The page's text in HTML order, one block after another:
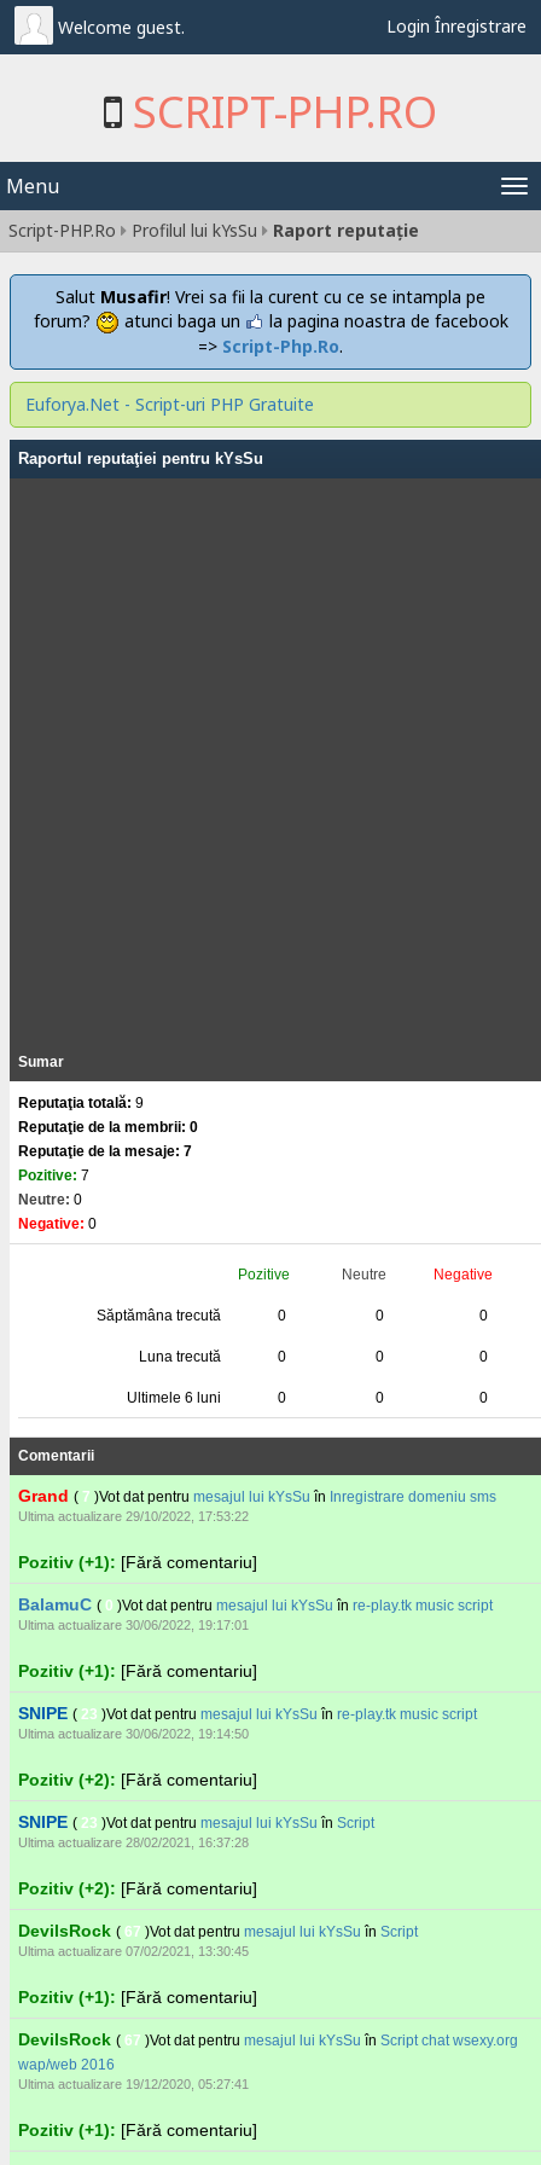
Welcome guest. Login Înregistrare
SCRIPT-PHP.RO
Menu
Script-PHP.Ro Profilul lui kYsSu Raport reputaţie
Salut Musafir! Vrei sa fii la curent cu ce se intampla pe
forum?
atunci baga un
la pagina noastra de facebook
=> Script-Php.Ro.
Euforya.Net - Script-uri PHP Gratuite
Raportul reputaţiei pentru kYsSu
Sumar
Reputaţia totală: 9
Reputaţie de la membrii: 0
Reputaţie de la mesaje: 7
Pozitive: 7
Neutre: 0
Negative: 0
Pozitive Neutre Negative
Săptămâna trecută 0 0 0
Luna trecută 0 0 0
Ultimele 6 luni 0 0 0
Comentarii
Grand ( 7 )Vot dat pentru mesajul lui kYsSu în Inregistrare domeniu sms
Ultima actualizare 29/10/2022, 17:53:22
Pozitiv (+1): [Fără comentariu]
BalamuC ( 0 )Vot dat pentru mesajul lui kYsSu în re-play.tk music script
Ultima actualizare 30/06/2022, 19:17:01
Pozitiv (+1): [Fără comentariu]
SNIPE ( 23 )Vot dat pentru mesajul lui kYsSu în re-play.tk music script
Ultima actualizare 30/06/2022, 19:14:50
Pozitiv (+2): [Fără comentariu]
SNIPE ( 23 )Vot dat pentru mesajul lui kYsSu în Script
Ultima actualizare 28/02/2021, 16:37:28
Pozitiv (+2): [Fără comentariu]
DevilsRock ( 67 )Vot dat pentru mesajul lui kYsSu în Script
Ultima actualizare 07/02/2021, 13:30:45
Pozitiv (+1): [Fără comentariu]
DevilsRock ( 67 )Vot dat pentru mesajul lui kYsSu în Script chat wsexy.org
wap/web 2016
Ultima actualizare 19/12/2020, 05:27:41
Pozitiv (+1): [Fără comentariu]